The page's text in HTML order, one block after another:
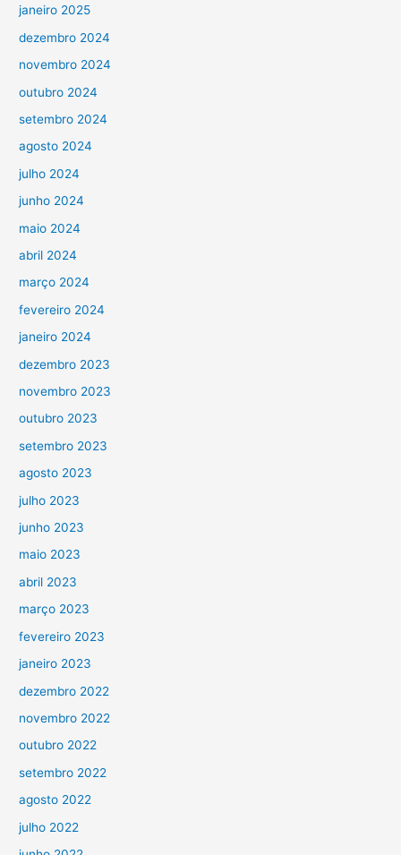
janeiro 2025
dezembro 2024
novembro 2024
outubro 2024
setembro 2024
agosto 2024
julho 2024
junho 2024
maio 2024
abril 2024
março 2024
fevereiro 2024
janeiro 2024
dezembro 2023
novembro 2023
outubro 2023
setembro 2023
agosto 2023
julho 2023
junho 2023
maio 2023
abril 2023
março 2023
fevereiro 2023
janeiro 2023
dezembro 2022
novembro 2022
outubro 2022
setembro 2022
agosto 2022
julho 2022